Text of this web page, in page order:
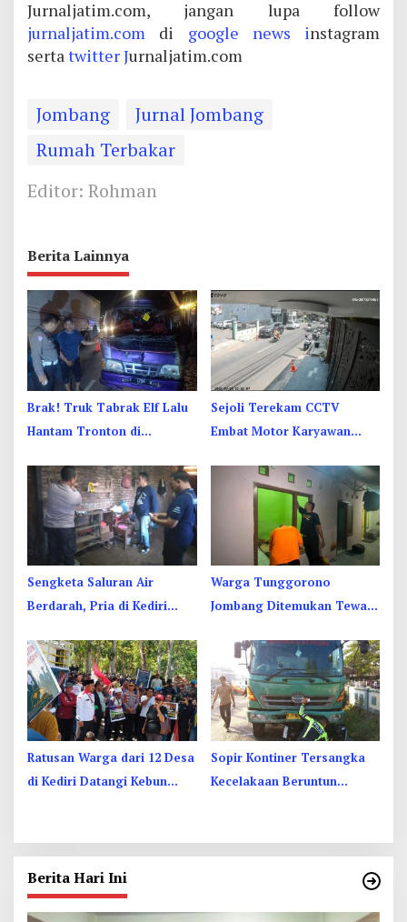
Jurnaljatim.com, jangan lupa follow
jurnaljatim.com di google news instagram
sertatwitter Jurnaljatim.com
Jombang
Jurnal Jombang
Rumah Terbakar
Editor: Rohman
Berita Lainnya
Brak! Truk Tabrak Elf Lalu
Hantam Tronton di
Terjepit
Sejoli Terekam CCTV
Embat Motor Karyawan
Kamar Jenazah
Sengketa Saluran Air
Berdarah, Pria di Kediri
Tetangga
Warga Tunggorono
Jombang Ditemukan Tewas
Begini Kata Polisi
Ratusan Warga dari 12 Desa
di Kediri Datangi Kebun
Sopir Kontiner Tersangka
Kecelakaan Beruntun
Berita Hari Ini